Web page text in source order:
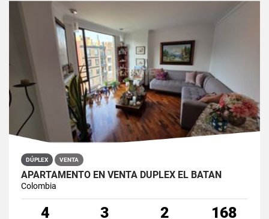
DÚPLEX VENTA
APARTAMENTO EN VENTA DÚPLEX EL BATÁN
Colombia
4 3 2 168